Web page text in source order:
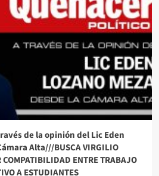
de la opinión del Lic Eden
Alta///BUSCA VIRGILIO
ENTRE TRABAJO
A ESTUDIANTES